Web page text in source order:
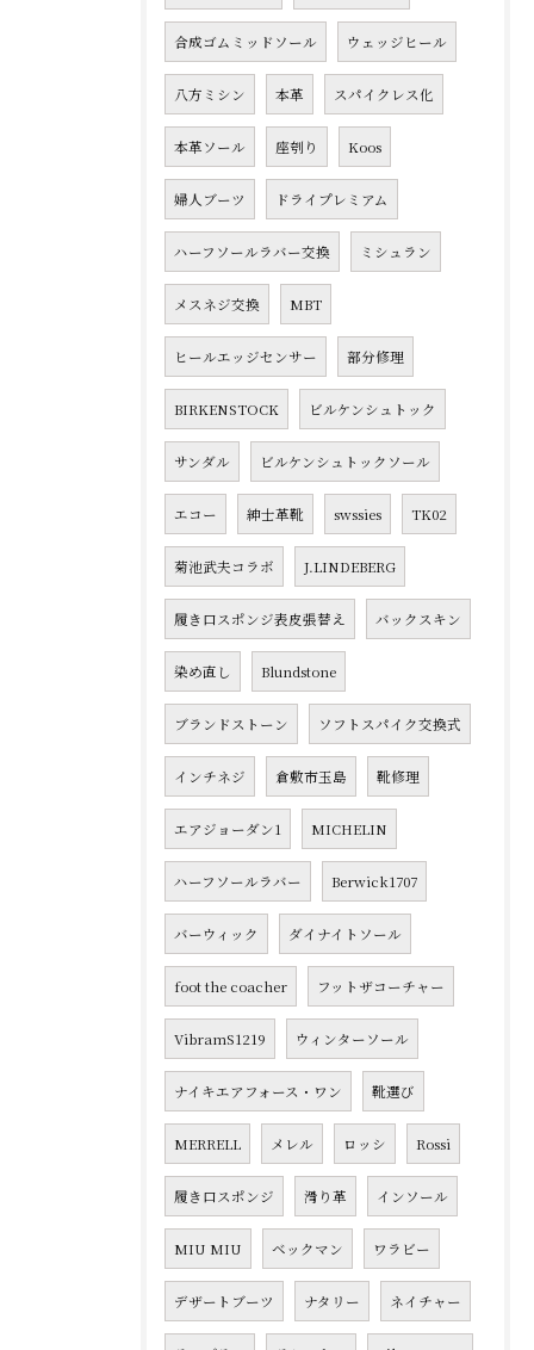
合成ゴムミッドソール ウェッジヒール
八方ミシン 本革 スパイクレス化
本革ソール 座刳り Koos
婦人ブーツ ドライプレミアム
ハーフソールラバー交換 ミシュラン
メスネジ交換 MBT
ヒールエッジセンサー 部分修理
BIRKENSTOCK ビルケンシュトック
サンダル ビルケンシュトックソール
エコー 紳士革靴 swssies TK02
菊池武夫コラボ J.LINDEBERG
履き口スポンジ表皮張替え バックスキン
染め直し Blundstone
ブランドストーン ソフトスパイク交換式
インチネジ 倉敷市玉島 靴修理
エアジョーダン1 MICHELIN
ハーフソールラバー Berwick1707
バーウィック ダイナイトソール
foot the coacher フットザコーチャー
VibramS1219 ウィンターソール
ナイキエアフォース・ワン 靴選び
MERRELL メレル ロッシ Rossi
履き口スポンジ 滑り革 インソール
MIU MIU ベックマン ワラビー
デザートブーツ ナタリー ネイチャー